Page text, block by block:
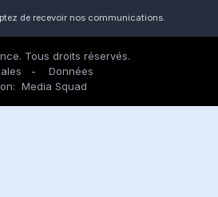
de recevoir nos communications.
Tous droits réservés.
- Données
Media Squad